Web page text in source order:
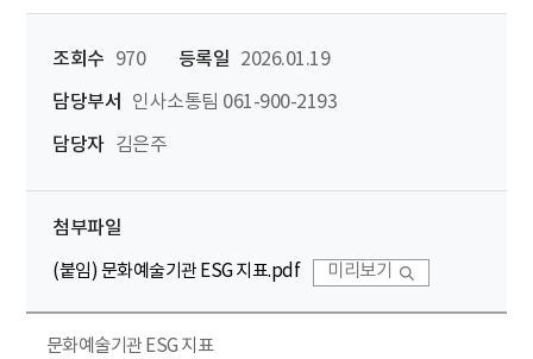
조회수 970 등록일
2026.01.19
담당부서
인사소통팀 061-900-2193
담당자 김은주
첨부파일
(붙임) 문화예술기관 ESG 지표.pdf 미리보기
문화예술기관 ESG 지표